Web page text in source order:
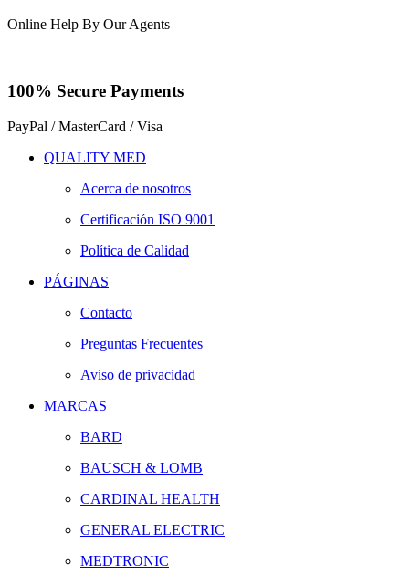
Online Help By Our Agents
100% Secure Payments
PayPal / MasterCard / Visa
QUALITY MED
Acerca de nosotros
Certificación ISO 9001
Política de Calidad
PÁGINAS
Contacto
Preguntas Frecuentes
Aviso de privacidad
MARCAS
BARD
BAUSCH & LOMB
CARDINAL HEALTH
GENERAL ELECTRIC
MEDTRONIC